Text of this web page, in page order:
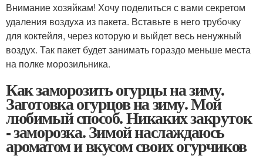
Внимание хозяйкам! Хочу поделиться с вами секретом
удаления воздуха из пакета. Вставьте в него трубочку
для коктейля, через которую и выйдет весь ненужный
воздух. Так пакет будет занимать гораздо меньше места
на полке морозильника.
Как заморозить огурцы на зиму.
Заготовка огурцов на зиму. Мой
любимый способ. Никаких закруток
- заморозка. Зимой наслаждаюсь
ароматом и вкусом своих огурчиков